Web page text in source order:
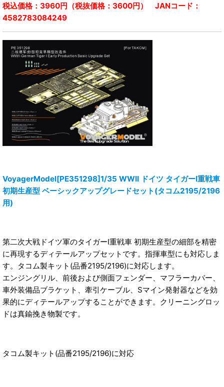
税込価格：3960円（税抜価格：3600円） JANコード：
4582783084249
VoyagerModel[PE351298]1/35 WWII ドイツ タイガーI重戦車
初期生産型 ベーシックアップグレードセット(タコム2195/2196
用)
第二次大戦ドイツ軍のタイガーI重戦車 初期生産型の細部を精密
に再現するディテールアップセットです。指揮車型にも対応しま
す。タコム製キット(品番2195/2196)に対応します。
エンジングリル、前後および側面フェンダー、マフラーカバー、
車外装備品ブラケット、牽引ケーブル、Sマイン発射器などを効
果的にディテールアップすることができます。クリーニングロッ
ドは真鍮挽き物製です。
タコム製キット(品番2195/2196)に対応